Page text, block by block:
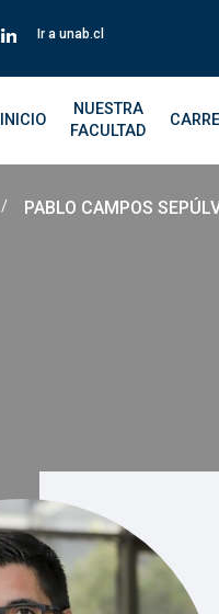
Ir a unab.cl
INICIO
NUESTRA
FACULTAD
/ PABLO CAMPOS